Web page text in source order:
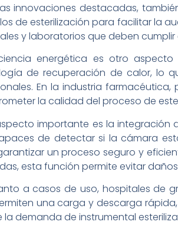
innovaciones destacadas,
de esterilización para facilitar la
y laboratorios que deben cumplir
energética es otro
de recuperación de calor, lo
En la industria
la calidad del proceso de
importante es la integración
de detectar si la cámara
un proceso seguro y
esta función permite evitar
a casos de uso, hospitales de
una carga y descarga
la demanda de instrumental